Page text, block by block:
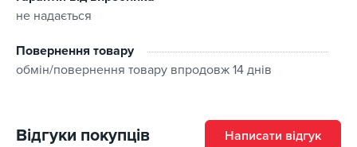
Кріплення: Bayonet, Hook (9х4)
Сезонність: зима, літо
не надається
Повернення товару
обмін/повернення товару впродовж 14 днів
Відгуки покупців Написати відгук